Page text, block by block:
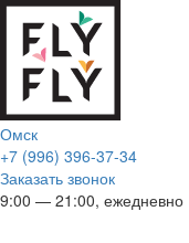
Омск
+7 (996) 396-37-34
Заказать звонок
9:00 — 21:00, ежедневно